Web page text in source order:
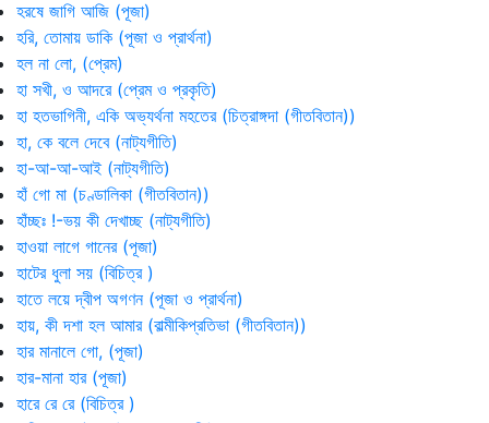
হরষে জাগি আজি (পূজা)
হরি, তোমায় ডাকি (পূজা ও প্রার্থনা)
হল না লো, (প্রেম)
হা সখী, ও আদরে (প্রেম ও প্রকৃতি)
হা হতভাগিনী, একি অভ্যর্থনা মহতের (চিত্রাঙ্গদা (গীতবিতান))
হা, কে বলে দেবে (নাট্যগীতি)
হা-আ-আ-আই (নাট্যগীতি)
হাঁ গো মা (চণ্ডালিকা (গীতবিতান))
হাঁচ্ছঃ !-ভয় কী দেখাচ্ছ (নাট্যগীতি)
হাওয়া লাগে গানের (পূজা)
হাটের ধুলা সয় (বিচিত্র )
হাতে লয়ে দ্বীপ অগণন (পূজা ও প্রার্থনা)
হায়, কী দশা হল আমার (বাল্মীকিপ্রতিভা (গীতবিতান))
হার মানালে গো, (পূজা)
হার-মানা হার (পূজা)
হারে রে রে (বিচিত্র )